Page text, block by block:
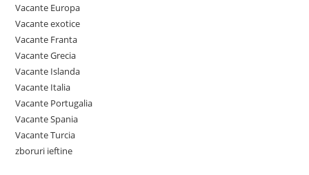
Vacante Europa
Vacante exotice
Vacante Franta
Vacante Grecia
Vacante Islanda
Vacante Italia
Vacante Portugalia
Vacante Spania
Vacante Turcia
zboruri ieftine